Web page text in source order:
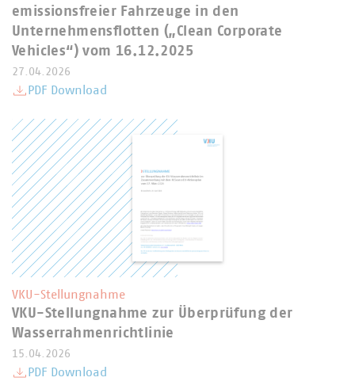
emissionsfreier Fahrzeuge in den
Unternehmensflotten („Clean Corporate
Vehicles“) vom 16.12.2025
27.04.2026
PDF Download
VKU-Stellungnahme
VKU-Stellungnahme zur Überprüfung der
Wasserrahmenrichtlinie
15.04.2026
PDF Download